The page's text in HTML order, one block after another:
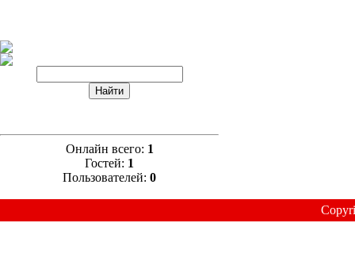
Онлайн всего: 1
Гостей: 1
Пользователей: 0